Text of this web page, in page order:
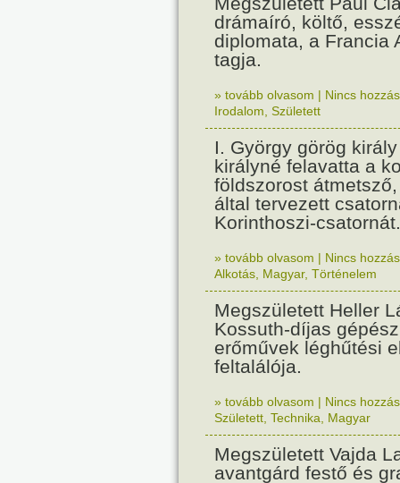
drámaíró, költő,
diplomata, a Francia
tagja.
» tovább olvasom | Nincs
Irodalom Született
I. György görög
királyné felavatta a
földszorost
által tervezett
Korinthoszi-csatornát.
» tovább olvasom | Nincs
Alkotás Magyar, Történelem
Megszületett Heller
Kossuth-díjas
erőművek léghűtési
feltalálója.
» tovább olvasom | Nincs
Született Technika Magyar
Megszületett Vajda
avantgárd festő és